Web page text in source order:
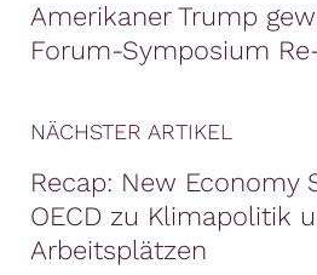
Amerikaner Trump
Forum-Symposium
NÄCHSTER ARTIKEL
Recap: New Economy
OECD zu Klimapolitik
Arbeitsplätzen